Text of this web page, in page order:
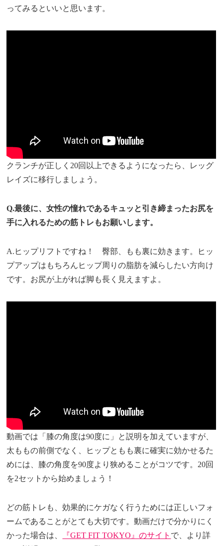
ってみるといいと思います。
クランチが正しく20回以上できるようになったら、レッグ
レイズに移行しましょう。
Q.最後に、女性の憧れであるキュッと引き締まったお尻を
手に入れるための筋トレもお願いします。
A.ヒップリフトですね！ 臀部、もも裏に効きます。ヒッ
プアップはもちろんヒップ周りの脂肪を減らしたい方向け
です。お尻が上がれば脚も長く見えますよ。
動画では「膝の角度は90度に」と説明を加えていますが、
太ももの前側でなく、ヒップともも裏に確実に効かせるた
めには、膝の角度を90度より狭めることがコツです。20回
を2セットから始めましょう！
どの筋トレも、効果的にケガなく行うためには正しいフォ
ームであることがとても大切です。動画だけで分かりにく
かった場合は、
『GET FIT TOKYO』のサイト で、より詳